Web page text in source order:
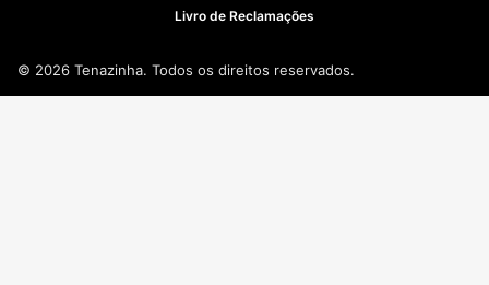
Livro de Reclamações
© 2026 Tenazinha. Todos os direitos reservados.